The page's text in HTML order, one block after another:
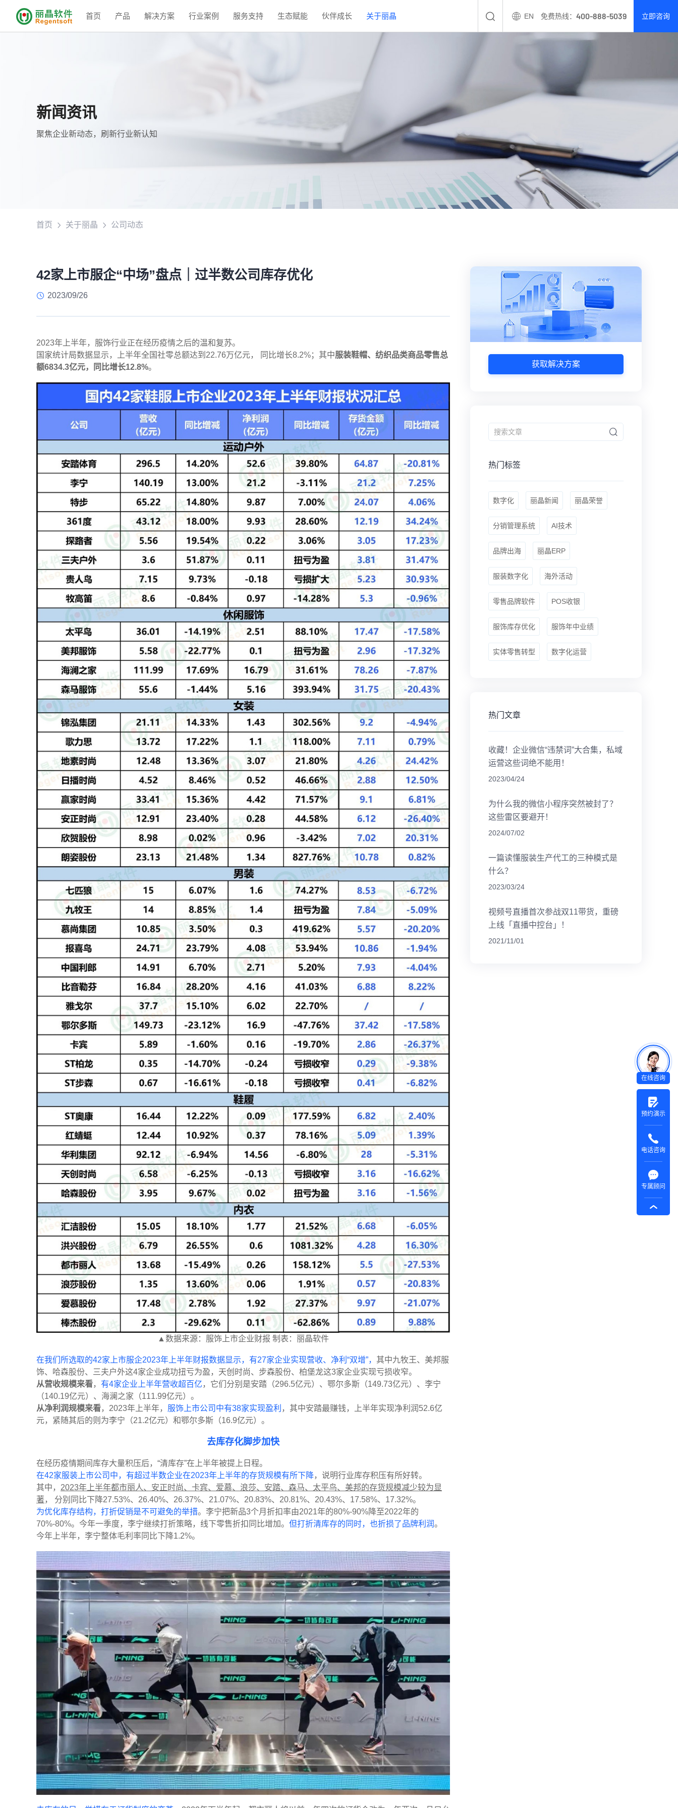
立即咨询
免费热线： 400-888-5039
EN
首页 产品 解决方案 行业案例 服务支持 生态赋能 伙伴成长 关于丽晶
新闻资讯
聚焦企业新动态，刷新行业新认知
首页 关于丽晶 公司动态
42家上市服企“中场”盘点｜过半数公司库存优化
2023/09/26
2023年上半年，服饰行业正在经历疫情之后的温和复苏。
国家统计局数据显示，上半年全国社零总额达到22.76万亿元， 同比增长8.2%；其中服装鞋帽、纺织品类商品零售总
额6834.3亿元，同比增长12.8%。
▲数据来源：服饰上市企业财报 制表：丽晶软件
在我们所选取的42家上市服企2023年上半年财报数据显示，有27家企业实现营收、净利“双增”， 其中九牧王、美邦服
饰、哈森股份、三夫户外这4家企业成功扭亏为盈，天创时尚、步森股份、柏堡龙这3家企业实现亏损收窄。
从营收规模来看， 有4家企业上半年营收超百亿 ，它们分别是安踏（296.5亿元）、鄂尔多斯（149.73亿元）、李宁
（140.19亿元）、海澜之家（111.99亿元）。
从净利润规模来看，2023年上半年， 服饰上市公司中有38家实现盈利 ，其中安踏最赚钱，上半年实现净利润52.6亿
元，紧随其后的则为李宁（21.2亿元）和鄂尔多斯（16.9亿元）。
去库存化脚步加快
在经历疫情期间库存大量积压后，“清库存”在上半年被提上日程。
在42家服装上市公司中，有超过半数企业在2023年上半年的存货规模有所下降，说明行业库存积压有所好转。
其中， 2023年上半年都市丽人、安正时尚、卡宾、爱慕、浪莎、安踏、森马、太平鸟、美邦的存货规模减少较为显
著 ， 分别同比下降27.53%、26.40%、26.37%、21.07%、20.83%、20.81%、20.43%、17.58%、17.32%。
为优化库存结构，打折促销是不可避免的举措。李宁把新品3个月折扣率由2021年的80%-90%降至2022年的
70%-80%。今年一季度，李宁继续打折策略，线下零售折扣同比增加。 但打折清库存的同时，也折损了品牌利润。
今年上半年，李宁整体毛利率同比下降1.2%。
获取解决方案
热门标签
数字化 丽晶新闻 丽晶荣誉
分销管理系统 AI技术
品牌出海 丽晶ERP
服装数字化 海外活动
零售品牌软件 POS收银
服饰库存优化 服饰年中业绩
实体零售转型 数字化运营
热门文章
收藏！企业微信“违禁词”大合集，私域
运营这些词绝不能用！
2023/04/24
为什么我的微信小程序突然被封了？
这些雷区要避开！
2024/07/02
一篇读懂服装生产代工的三种模式是
什么？
2023/03/24
视频号直播首次参战双11带货，重磅
上线「直播中控台」！
2021/11/01
在线咨询
预约演示
电话咨询
专属顾问